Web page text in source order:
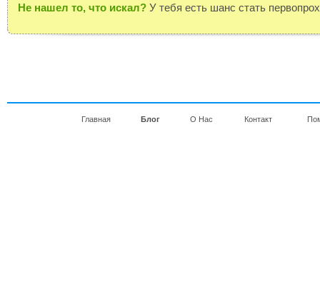
Не нашел то, что искал? У тебя есть шанс стать
Главная Блог О Нас Контакт